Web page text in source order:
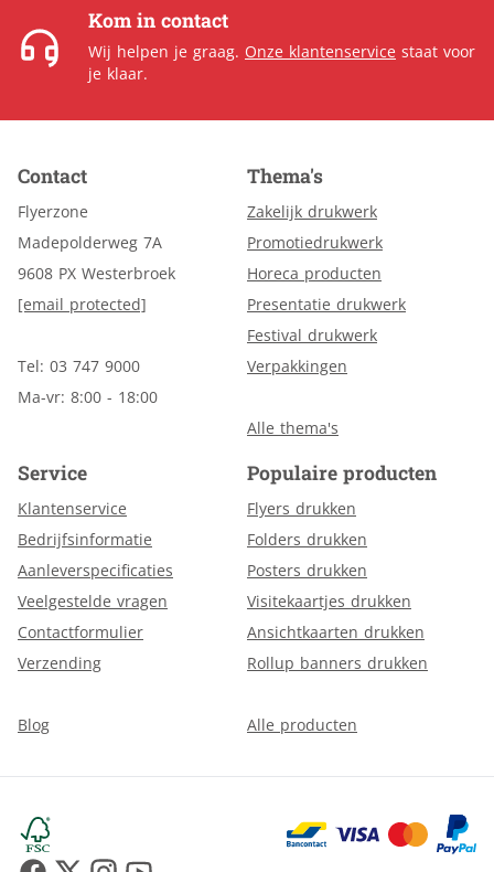
Kom in contact
Wij helpen je graag. Onze klantenservice staat voor
je klaar.
Contact
Flyerzone
Madepolderweg 7A
9608 PX Westerbroek
[email protected]
Tel: 03 747 9000
Ma-vr: 8:00 - 18:00
Thema's
Zakelijk drukwerk
Promotiedrukwerk
Horeca producten
Presentatie drukwerk
Festival drukwerk
Verpakkingen
Alle thema's
Service
Klantenservice
Bedrijfsinformatie
Aanleverspecificaties
Veelgestelde vragen
Contactformulier
Verzending
Blog
Populaire producten
Flyers drukken
Folders drukken
Posters drukken
Visitekaartjes drukken
Ansichtkaarten drukken
Rollup banners drukken
Alle producten